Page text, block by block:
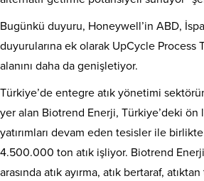
Bugünkü duyuru, Honeywell’in ABD,
duyurularına ek olarak UpCycle Process
alanını daha da genişletiyor.
Türkiye’de entegre atık yönetimi
yer alan Biotrend Enerji, Türkiye’deki ön
yatırımları devam eden tesisler ile
4.500.000 ton atık işliyor. Biotrend
arasında atık ayırma, atık bertaraf,